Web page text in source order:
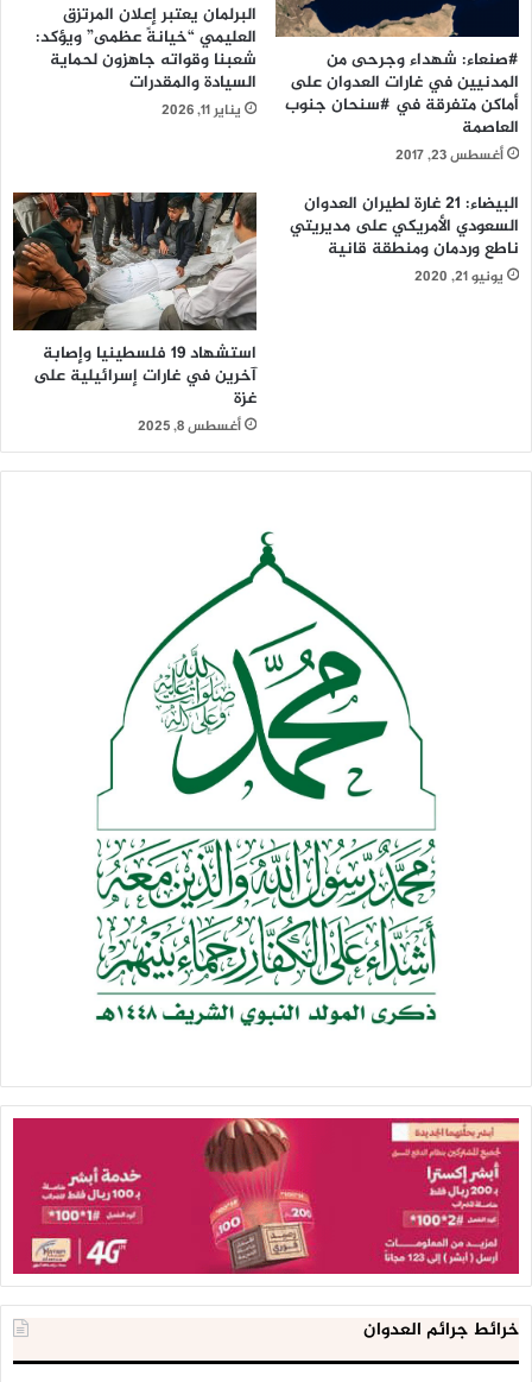
#صنعاء: شهداء وجرحى من
المدنيين في غارات العدوان على
أماكن متفرقة في #سنحان جنوب
العاصمة
أغسطس 23, 2017
البرلمان يعتبر إعلان المرتزق
العليمي “خيانةً عظمى” ويؤكد:
شعبنا وقواته جاهزون لحماية
السيادة والمقدرات
يناير 11, 2026
البيضاء: 21 غارة لطيران العدوان
السعودي الأمريكي على مديريتي
ناطع وردمان ومنطقة قانية
يونيو 21, 2020
استشهاد 19 فلسطينيا وإصابة
آخرين في غارات إسرائيلية على
غزة
أغسطس 8, 2025
خرائط جرائم العدوان